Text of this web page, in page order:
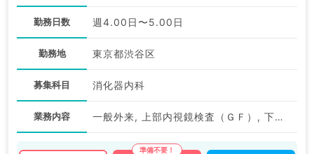
勤務日数 週4.00日〜5.00日
勤務地 東京都渋谷区
募集科目 消化器内科
業務内容 一般外来, 上部内視鏡検査（ＧＦ）, 下部内視鏡検査（ＣＦ）, 一般健診・人間ドック